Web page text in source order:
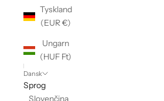
Tyskland
(EUR €)
Ungarn
(HUF Ft)
Dansk
Sprog
Slovenčina